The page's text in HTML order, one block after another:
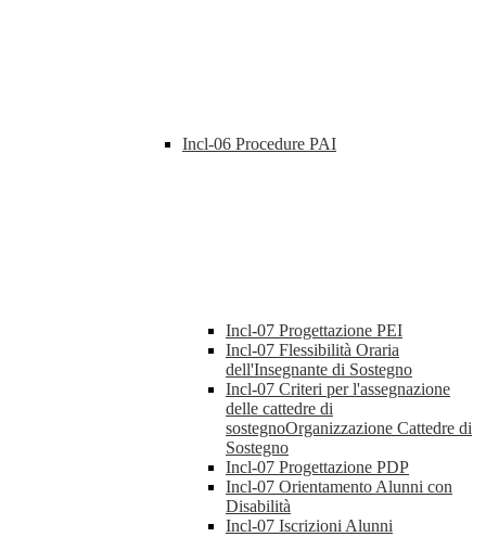
Incl-06 Procedure PAI
Incl-07 Progettazione PEI
Incl-07 Flessibilità Oraria
dell'Insegnante di Sostegno
Incl-07 Criteri per l'assegnazione
delle cattedre di
sostegnoOrganizzazione Cattedre di
Sostegno
Incl-07 Progettazione PDP
Incl-07 Orientamento Alunni con
Disabilità
Incl-07 Iscrizioni Alunni